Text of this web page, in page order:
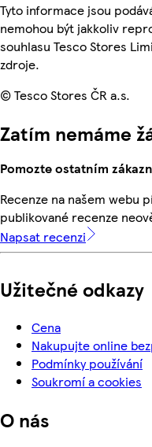
Tyto informace jsou
nemohou být jakkoliv
souhlasu Tesco Stores
zdroje.
© Tesco Stores ČR a.s.
Zatím nemáme
Pomozte ostatním
Recenze na našem webu
publikované recenze
Napsat recenzi
Užitečné odkazy
Cena
Nakupujte online
Podmínky používání
Soukromí a cookies
O nás